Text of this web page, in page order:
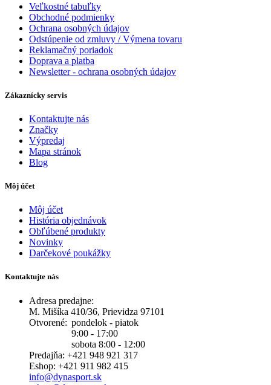
Veľkostné tabuľky
Obchodné podmienky
Ochrana osobných údajov
Odstúpenie od zmluvy / Výmena tovaru
Reklamačný poriadok
Doprava a platba
Newsletter - ochrana osobných údajov
Zákaznícky servis
Kontaktujte nás
Značky
Výpredaj
Mapa stránok
Blog
Môj účet
Môj účet
História objednávok
Obľúbené produkty
Novinky
Darčekové poukážky
Kontaktujte nás
Adresa predajne:
M. Mišíka 410/36, Prievidza 97101
Otvorené: pondelok - piatok
9:00 - 17:00
sobota 8:00 - 12:00
Predajňa: +421 948 921 317
Eshop: +421 911 982 415
info@dynasport.sk